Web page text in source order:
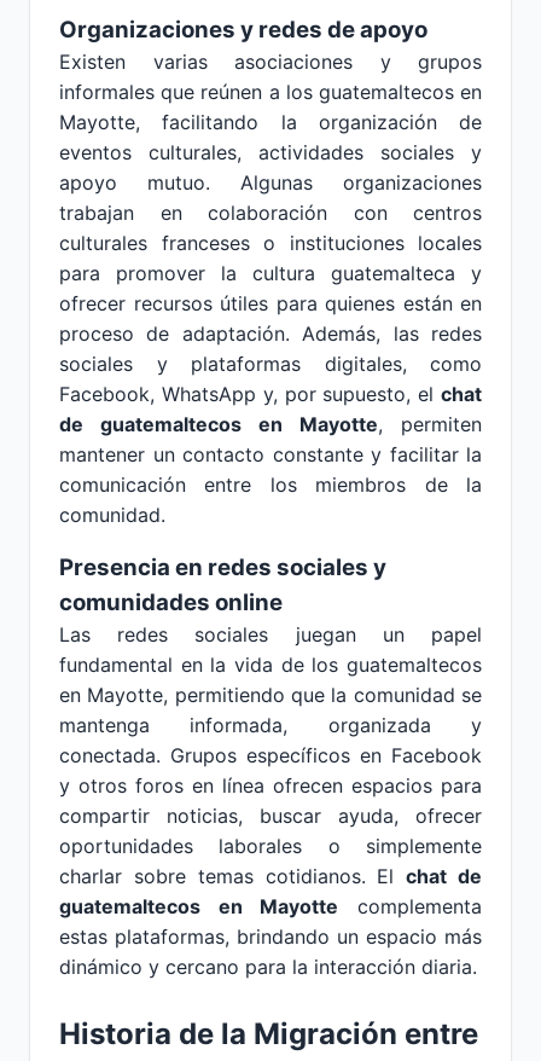
Organizaciones y redes de apoyo
Existen varias asociaciones y grupos
informales que reúnen a los guatemaltecos en
Mayotte, facilitando la organización de
eventos culturales, actividades sociales y
apoyo mutuo. Algunas organizaciones
trabajan en colaboración con centros
culturales franceses o instituciones locales
para promover la cultura guatemalteca y
ofrecer recursos útiles para quienes están en
proceso de adaptación. Además, las redes
sociales y plataformas digitales, como
Facebook, WhatsApp y, por supuesto, el chat
de guatemaltecos en Mayotte, permiten
mantener un contacto constante y facilitar la
comunicación entre los miembros de la
comunidad.
Presencia en redes sociales y
comunidades online
Las redes sociales juegan un papel
fundamental en la vida de los guatemaltecos
en Mayotte, permitiendo que la comunidad se
mantenga informada, organizada y
conectada. Grupos específicos en Facebook
y otros foros en línea ofrecen espacios para
compartir noticias, buscar ayuda, ofrecer
oportunidades laborales o simplemente
charlar sobre temas cotidianos. Elchat de
guatemaltecos en Mayotte complementa
estas plataformas, brindando un espacio más
dinámico y cercano para la interacción diaria.
Historia de la Migración entre